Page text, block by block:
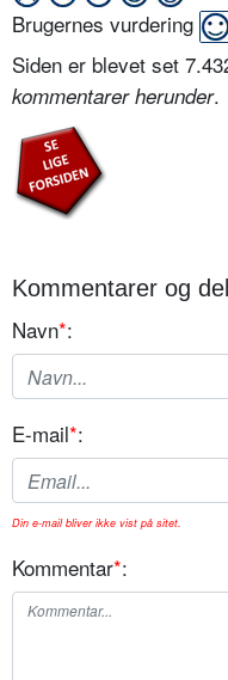
Brugernes vurdering
Siden er blevet set
kommentarer herunder.
Kommentarer og
Navn*:
E-mail*:
Din e-mail bliver ikke vist på sitet.
Kommentar*: